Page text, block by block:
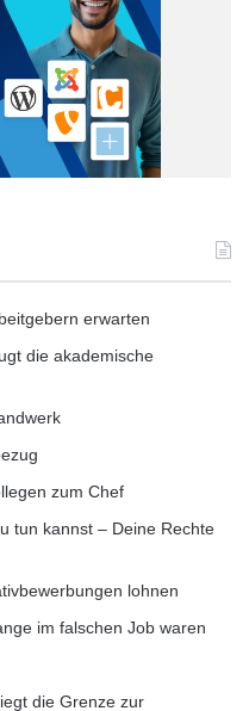
MINT Studiengänge
Die studentischen
als Vorbilder und
in Schulen,
an Hochschulen,
und arbeiten in
fördern so das
gibt es drei MINT
Bauwesen mit
Fachbereich
Fachrichtungen
erwarten
die akademische
zum Chef
tun kannst – Deine Rechte
lohnen
im falschen Job waren
die Grenze zur